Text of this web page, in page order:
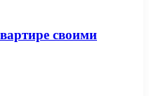
своими